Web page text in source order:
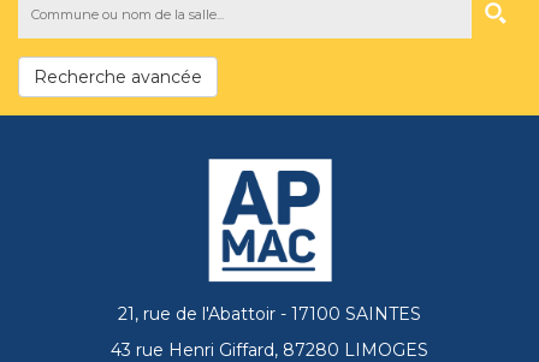
Recherche avancée
21, rue de l'Abattoir - 17100 SAINTES
43 rue Henri Giffard, 87280 LIMOGES